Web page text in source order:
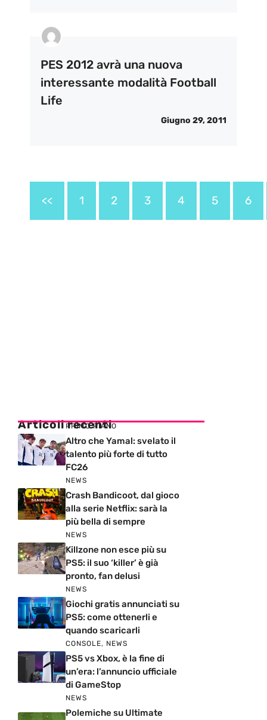
PES 2012 avrà una nuova
interessante modalità Football
Life
Giugno 29, 2011
<< 1 2 3 4 5 6
Articoli recenti
PRIMO PIANO
Altro che Yamal: svelato il
talento più forte di tutto
FC26
NEWS
Crash Bandicoot, dal gioco
alla serie Netflix: sarà la
più bella di sempre
NEWS
Killzone non esce più su
PS5: il suo ‘killer’ è già
pronto, fan delusi
NEWS
Giochi gratis annunciati su
PS5: come ottenerli e
quando scaricarli
CONSOLE, NEWS
PS5 vs Xbox, è la fine di
un’era: l’annuncio ufficiale
di GameStop
NEWS
Polemiche su Ultimate